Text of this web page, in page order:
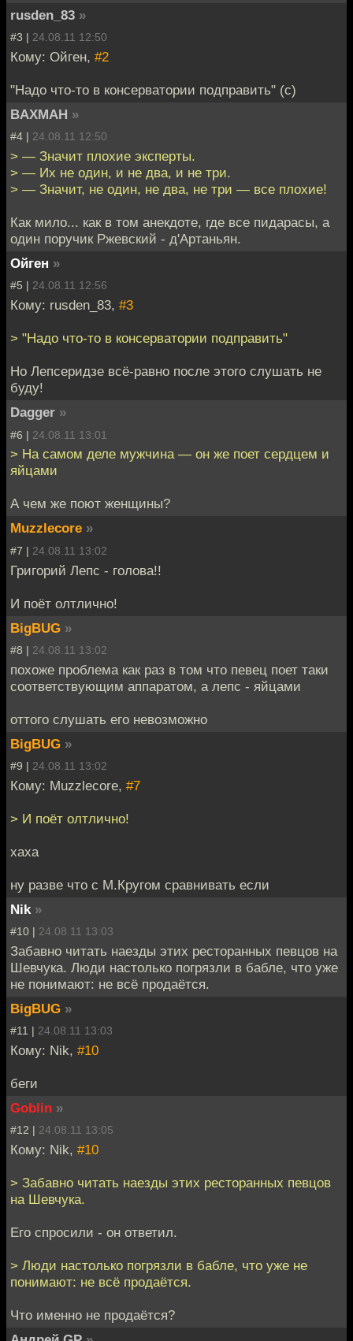
rusden_83 »
#3 | 24.08.11 12:50
Кому: Ойген, #2
"Надо что-то в консерватории подправить" (с)
BAXMAH »
#4 | 24.08.11 12:50
> — Значит плохие эксперты.
> — Их не один, и не два, и не три.
> — Значит, не один, не два, не три — все плохие!
Как мило... как в том анекдоте, где все пидарасы, а
один поручик Ржевский - д'Артаньян.
Ойген »
#5 | 24.08.11 12:56
Кому: rusden_83, #3
> "Надо что-то в консерватории подправить"
Но Лепсеридзе всё-равно после этого слушать не
буду!
Dagger »
#6 | 24.08.11 13:01
> На самом деле мужчина — он же поет сердцем и
яйцами
А чем же поют женщины?
Muzzlecore »
#7 | 24.08.11 13:02
Григорий Лепс - голова!!
И поёт олтлично!
BigBUG »
#8 | 24.08.11 13:02
похоже проблема как раз в том что певец поет таки
соответствующим аппаратом, а лепс - яйцами
оттого слушать его невозможно
BigBUG »
#9 | 24.08.11 13:02
Кому: Muzzlecore, #7
> И поёт олтлично!
хаха
ну разве что с М.Кругом сравнивать если
Nik »
#10 | 24.08.11 13:03
Забавно читать наезды этих ресторанных певцов на
Шевчука. Люди настолько погрязли в бабле, что уже
не понимают: не всё продаётся.
BigBUG »
#11 | 24.08.11 13:03
Кому: Nik, #10
беги
Goblin »
#12 | 24.08.11 13:05
Кому: Nik, #10
> Забавно читать наезды этих ресторанных певцов
на Шевчука.
Его спросили - он ответил.
> Люди настолько погрязли в бабле, что уже не
понимают: не всё продаётся.
Что именно не продаётся?